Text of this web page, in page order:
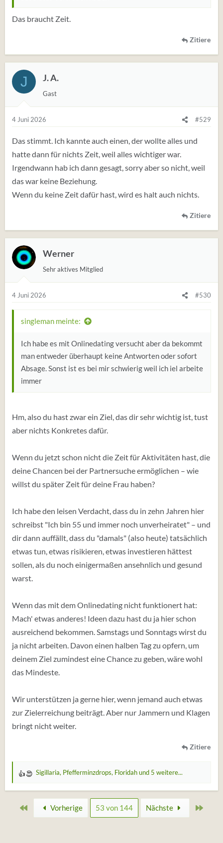
Das braucht Zeit.
Zitiere
J J. A.
Gast
4 Juni 2026 #529
Das stimmt. Ich kannte auch einen, der wollte alles und
hatte dann für nichts Zeit, weil alles wichtiger war.
Irgendwann hab ich dann gesagt, sorry aber so nicht, weil
das war keine Beziehung.
Wenn du keine Zeit dafür hast, wird es halt auch nichts.
Zitiere
Werner
Sehr aktives Mitglied
4 Juni 2026 #530
singleman meinte:
Ich habe es mit Onlinedating versucht aber da bekommt
man entweder überhaupt keine Antworten oder sofort
Absage. Sonst ist es bei mir schwierig weil ich iel arbeite
immer
Hm, also du hast zwar ein Ziel, das dir sehr wichtig ist, tust
aber nichts Konkretes dafür.
Wenn du jetzt schon nicht die Zeit für Aktivitäten hast, die
deine Chancen bei der Partnersuche ermöglichen – wie
willst du später Zeit für deine Frau haben?
Ich habe den leisen Verdacht, dass du in zehn Jahren hier
schreibst "Ich bin 55 und immer noch unverheiratet" – und
dir dann auffällt, dass du "damals" (also heute) tatsächlich
etwas tun, etwas risikieren, etwas investieren hättest
sollen, als du noch einigermaßen ansehnlich und gesund
warst.
Wenn das mit dem Onlinedating nicht funktionert hat:
Mach' etwas anderes! Ideen dazu hast du ja hier schon
ausreichend bekommen. Samstags und Sonntags wirst du
ja nicht arbeiten. Davon einen halben Tag zu opfern, um
deinem Ziel zumindest eine Chance zu geben, wäre wohl
das Mindeste.
Wir unterstützen ja gerne hier, wenn jemand auch etwas
zur Zielerreichung beiträgt. Aber nur Jammern und Klagen
bringt nicht weiter.
Zitiere
W
Sigillaria, Pfefferminzdrops, Floridahund 5 weitere...
Erste Vorherige 53 von 144 Nächste